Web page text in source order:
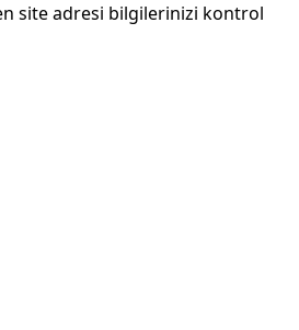
site adresi bilgilerinizi kontrol